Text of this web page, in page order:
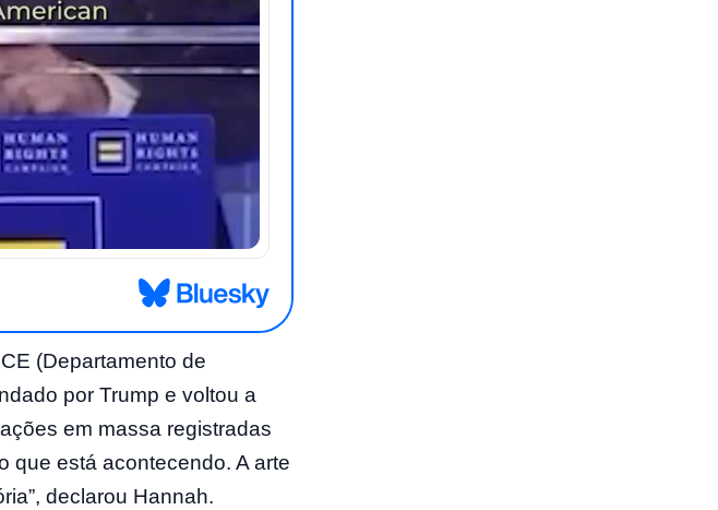
(Departamento de
por Trump e voltou a
em massa registradas
que está acontecendo. A arte
declarou Hannah.